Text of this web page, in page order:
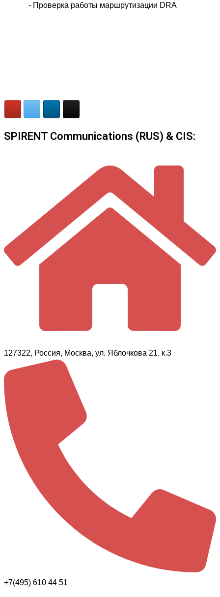
- Проверка работы маршрутизации DRA
SPIRENT Communications (RUS) & CIS:
127322, Россия, Москва, ул. Яблочкова 21, к.3
+7(495) 610 44 51